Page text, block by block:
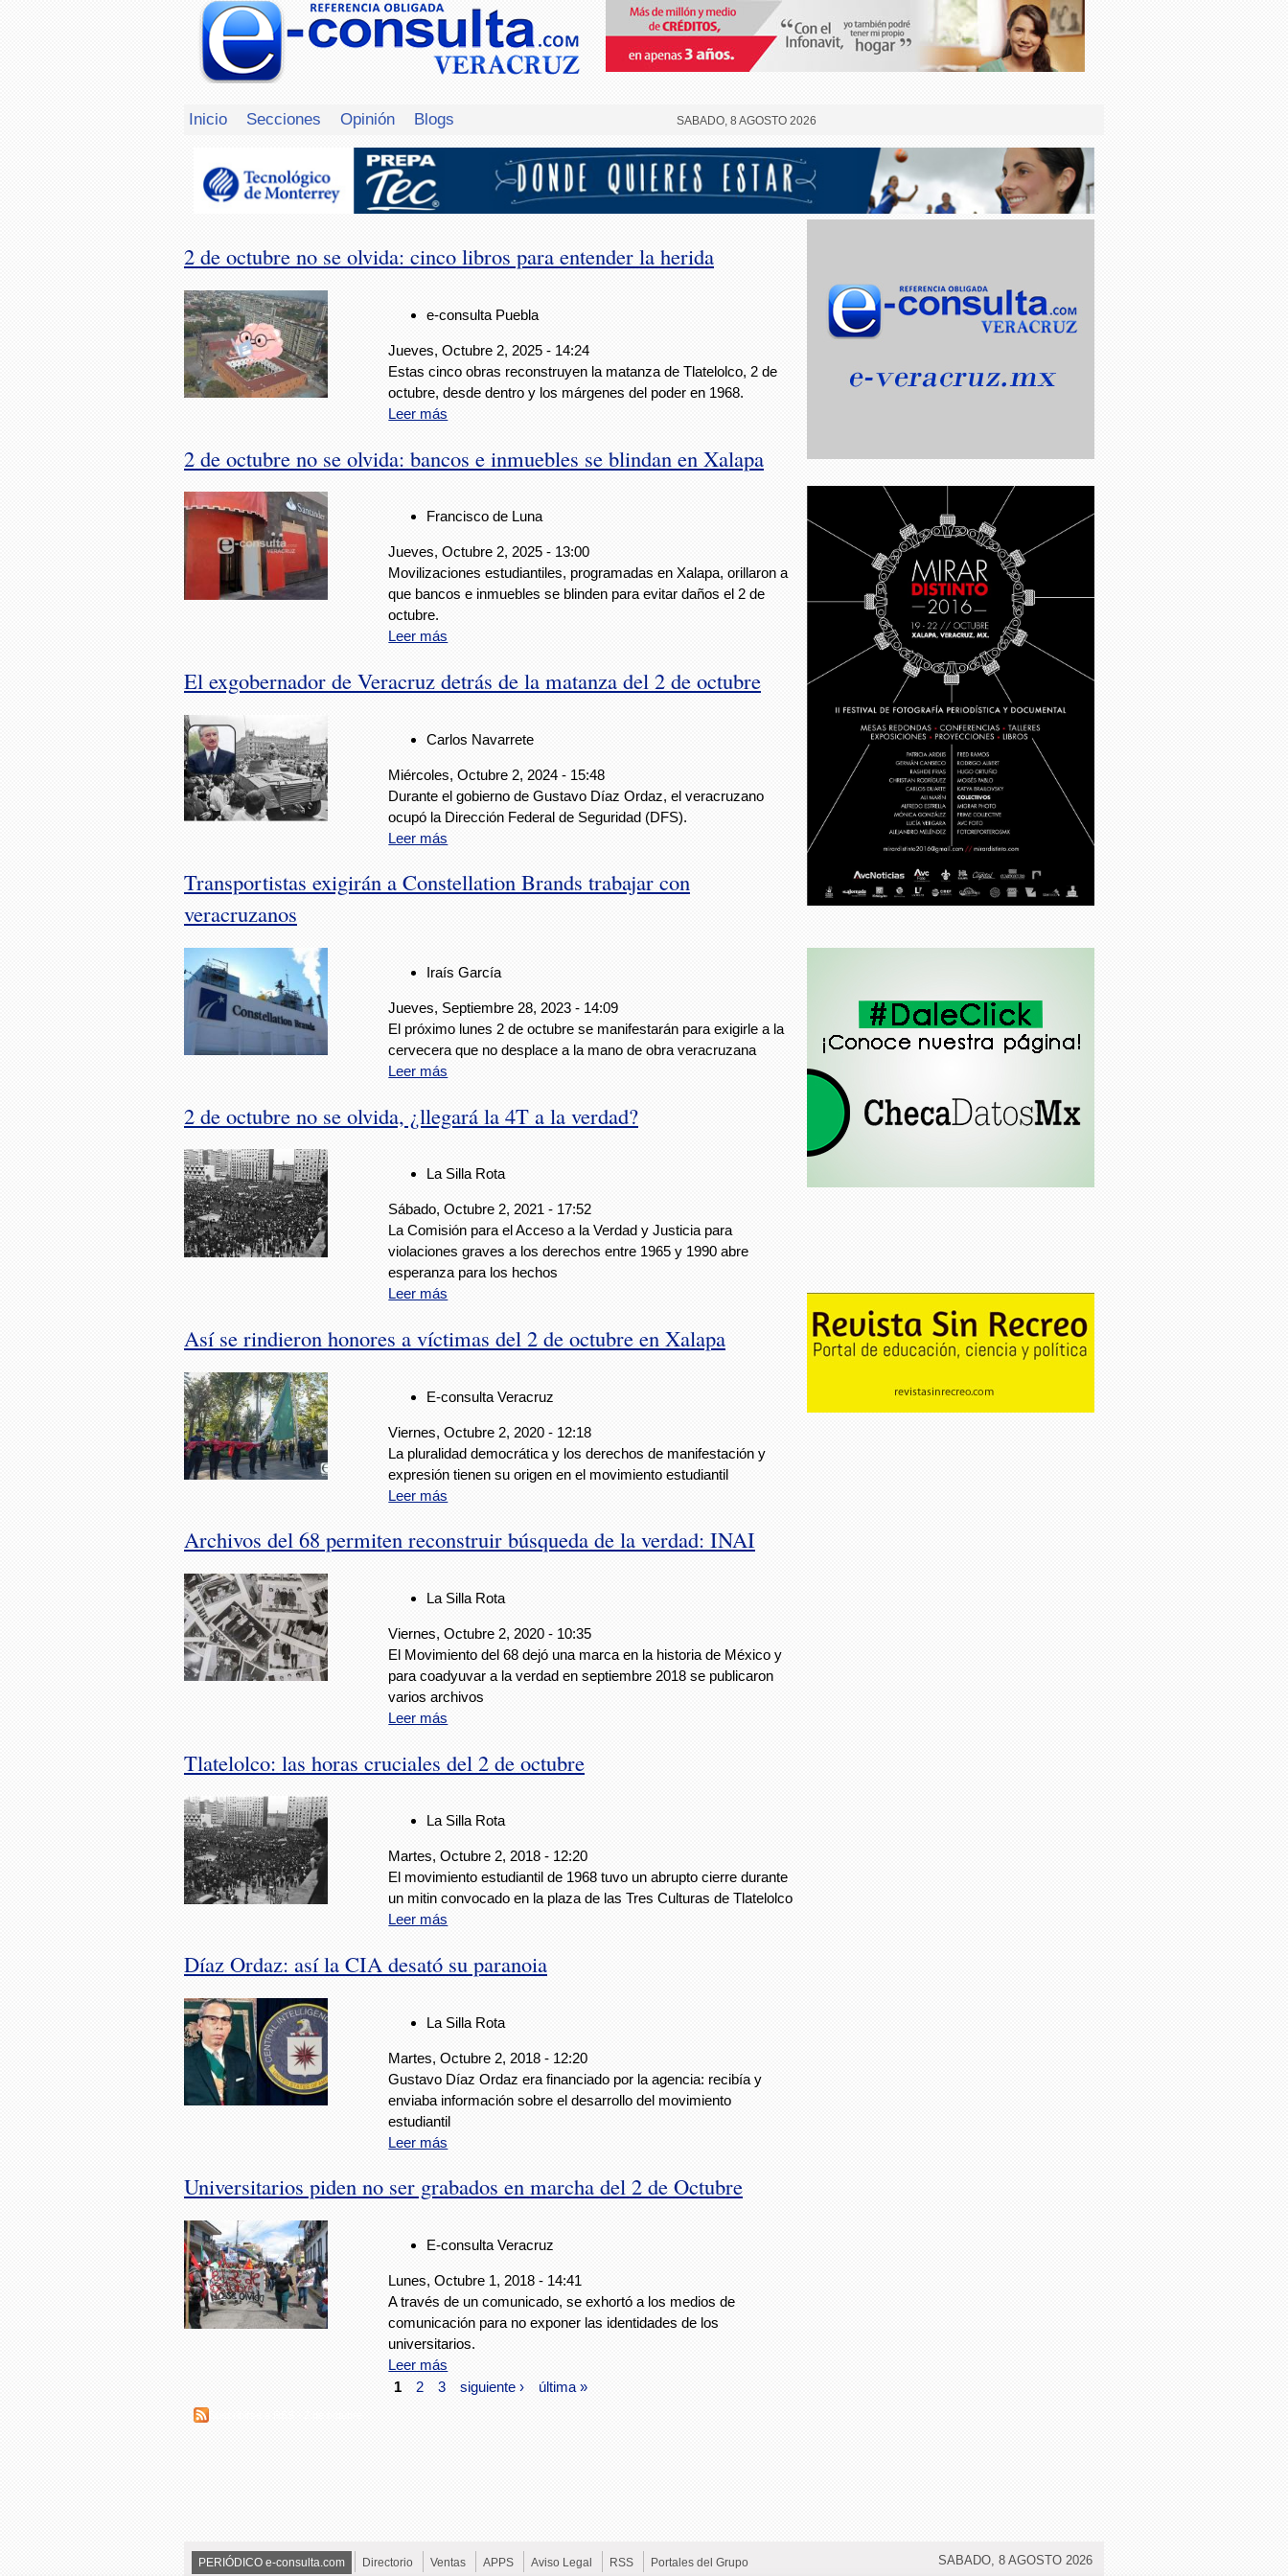
Inicio Secciones Opinión Blogs SABADO, 8 AGOSTO 2026
2 de octubre no se olvida: cinco libros para entender la herida
e-consulta Puebla
Jueves, Octubre 2, 2025 - 14:24
Estas cinco obras reconstruyen la matanza de Tlatelolco, 2 de
octubre, desde dentro y los márgenes del poder en 1968.
Leer más
2 de octubre no se olvida: bancos e inmuebles se blindan en Xalapa
Francisco de Luna
Jueves, Octubre 2, 2025 - 13:00
Movilizaciones estudiantiles, programadas en Xalapa, orillaron a
que bancos e inmuebles se blinden para evitar daños el 2 de
octubre.
Leer más
El exgobernador de Veracruz detrás de la matanza del 2 de octubre
Carlos Navarrete
Miércoles, Octubre 2, 2024 - 15:48
Durante el gobierno de Gustavo Díaz Ordaz, el veracruzano
ocupó la Dirección Federal de Seguridad (DFS).
Leer más
Transportistas exigirán a Constellation Brands trabajar con
veracruzanos
Iraís García
Jueves, Septiembre 28, 2023 - 14:09
El próximo lunes 2 de octubre se manifestarán para exigirle a la
cervecera que no desplace a la mano de obra veracruzana
Leer más
2 de octubre no se olvida, ¿llegará la 4T a la verdad?
La Silla Rota
Sábado, Octubre 2, 2021 - 17:52
La Comisión para el Acceso a la Verdad y Justicia para
violaciones graves a los derechos entre 1965 y 1990 abre
esperanza para los hechos
Leer más
Así se rindieron honores a víctimas del 2 de octubre en Xalapa
E-consulta Veracruz
Viernes, Octubre 2, 2020 - 12:18
La pluralidad democrática y los derechos de manifestación y
expresión tienen su origen en el movimiento estudiantil
Leer más
Archivos del 68 permiten reconstruir búsqueda de la verdad: INAI
La Silla Rota
Viernes, Octubre 2, 2020 - 10:35
El Movimiento del 68 dejó una marca en la historia de México y
para coadyuvar a la verdad en septiembre 2018 se publicaron
varios archivos
Leer más
Tlatelolco: las horas cruciales del 2 de octubre
La Silla Rota
Martes, Octubre 2, 2018 - 12:20
El movimiento estudiantil de 1968 tuvo un abrupto cierre durante
un mitin convocado en la plaza de las Tres Culturas de Tlatelolco
Leer más
Díaz Ordaz: así la CIA desató su paranoia
La Silla Rota
Martes, Octubre 2, 2018 - 12:20
Gustavo Díaz Ordaz era financiado por la agencia: recibía y
enviaba información sobre el desarrollo del movimiento
estudiantil
Leer más
Universitarios piden no ser grabados en marcha del 2 de Octubre
E-consulta Veracruz
Lunes, Octubre 1, 2018 - 14:41
A través de un comunicado, se exhortó a los medios de
comunicación para no exponer las identidades de los
universitarios.
Leer más
1
2 3 siguiente › última »
PERIÓDICO e-consulta.com Directorio Ventas APPS Aviso Legal RSS Portales del Grupo SABADO, 8 AGOSTO 2026